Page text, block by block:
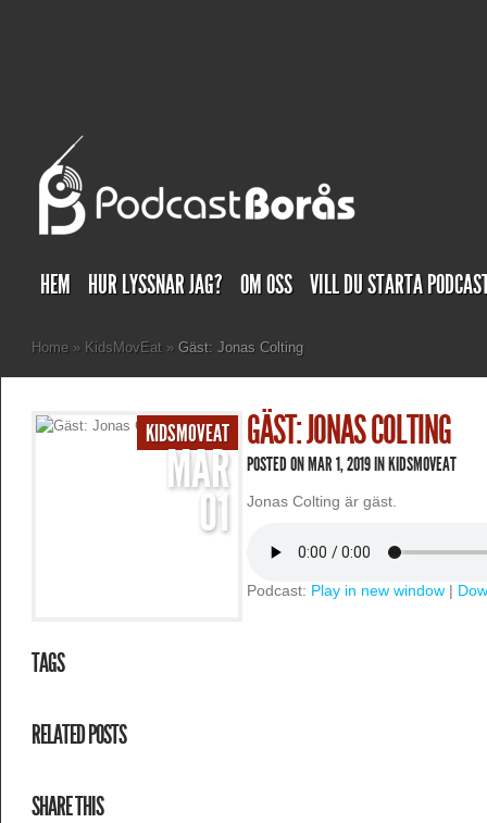
HEM HUR LYSSNAR JAG? OM OSS VILL DU STARTA
Home » KidsMovEat » Gäst: Jonas Colting
KIDSMOVEAT
MAR
01
TAGS
RELATED POSTS
SHARE THIS
GÄST: JONAS COLTING
POSTED ON MAR 1, 2019 INKIDSMOVEAT
Jonas Colting är gäst.
Podcast: Play in new window|